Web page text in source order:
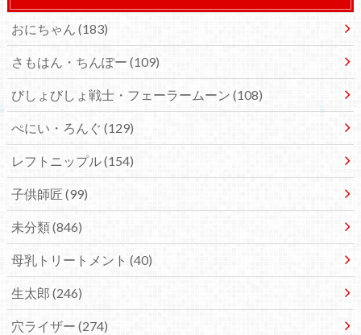
おにちゃん (183)
さもはん・ちんぽー (109)
びしょびしょ戦士・フェーラームーン (108)
ぺにい・ろんぐ (129)
レフトニップル(154)
子供師匠 (99)
未分類(846)
母乳トリートメント (40)
生太郎 (246)
穴ライザー (274)